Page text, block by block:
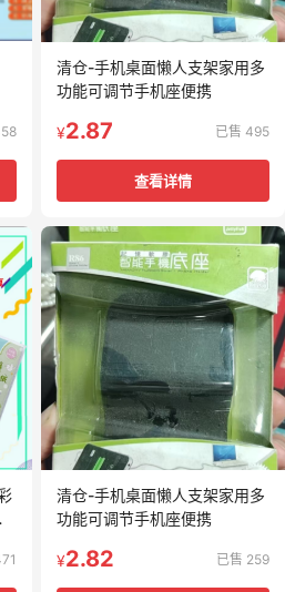
清仓-手机桌面懒人支架家用多
功能可调节手机座便携
¥2.87 已售 495
查看详情
清仓-手机桌面懒人支架家用多
功能可调节手机座便携
¥2.82 已售 259